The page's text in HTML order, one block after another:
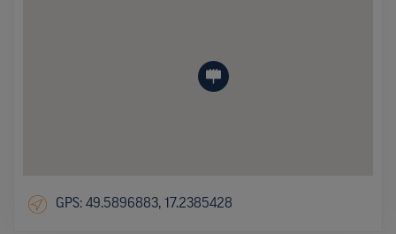
GPS: 49.5896883, 17.2385428